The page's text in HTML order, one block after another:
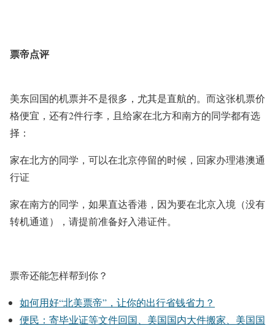
票帝点评
美东回国的机票并不是很多，尤其是直航的。而这张机票价
格便宜，还有2件行李，且给家在北方和南方的同学都有选
择：
家在北方的同学，可以在北京停留的时候，回家办理港澳通
行证
家在南方的同学，如果直达香港，因为要在北京入境（没有
转机通道），请提前准备好入港证件。
票帝还能怎样帮到你？
如何用好“北美票帝”，让你的出行省钱省力？
便民：寄毕业证等文件回国、美国国内大件搬家、美国国